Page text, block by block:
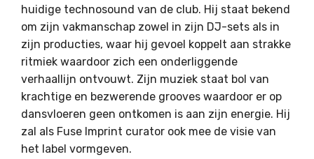
huidige technosound van de club. Hij staat bekend
om zijn vakmanschap zowel in zijn DJ-sets als in
zijn producties, waar hij gevoel koppelt aan strakke
ritmiek waardoor zich een onderliggende
verhaallijn ontvouwt. Zijn muziek staat bol van
krachtige en bezwerende grooves waardoor er op
dansvloeren geen ontkomen is aan zijn energie. Hij
zal als Fuse Imprint curator ook mee de visie van
het label vormgeven.